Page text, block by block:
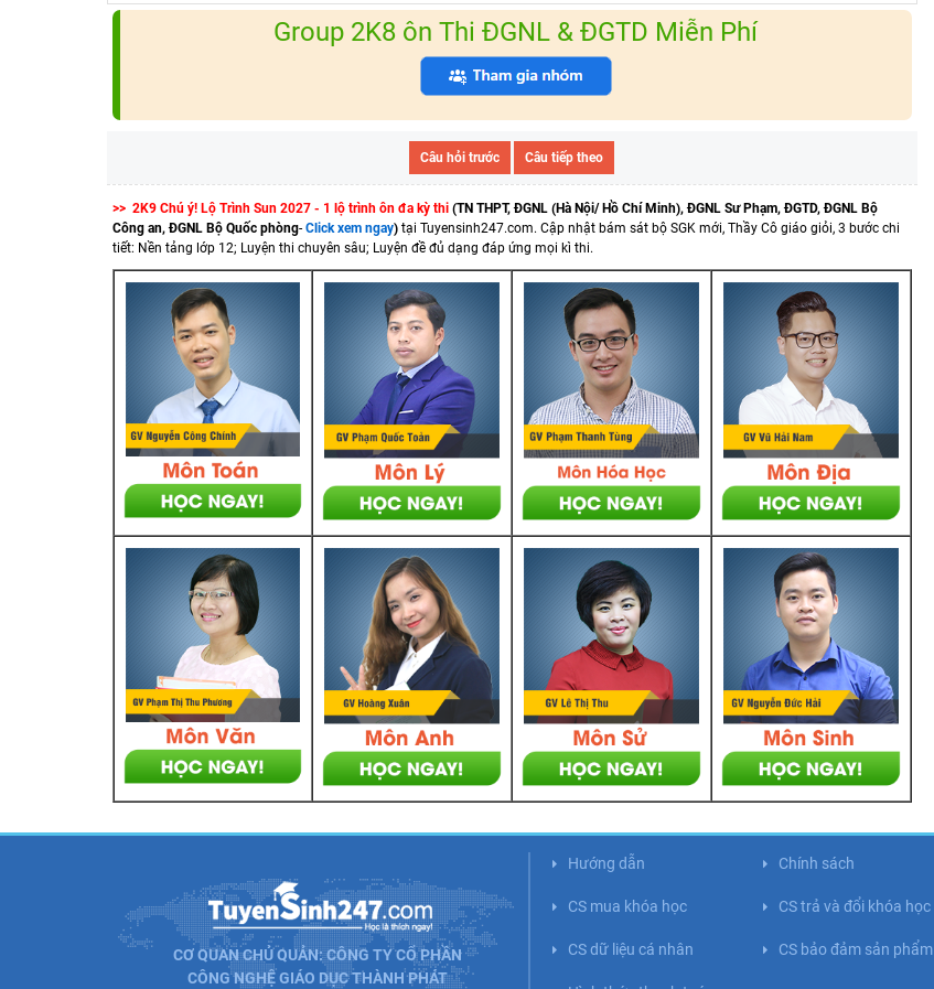
Group 2K8 ôn Thi ĐGNL & ĐGTD Miễn Phí
Câu hỏi trước Câu tiếp theo
>> 2K9 Chú ý! Lộ Trình Sun 2027 - 1 lộ trình ôn đa kỳ thi (TN THPT, ĐGNL (Hà Nội/ Hồ Chí Minh), ĐGNL Sư Phạm, ĐGTD, ĐGNL Bộ
Công an, ĐGNL Bộ Quốc phòng- Click xem ngay)tại Tuyensinh247.com. Cập nhật bám sát bộ SGK mới, Thầy Cô giáo giỏi, 3 bước chi
tiết: Nền tảng lớp 12; Luyện thi chuyên sâu; Luyện đề đủ dạng đáp ứng mọi kì thi.
CƠ QUAN CHỦ QUẢN: CÔNG TY CỔ PHẦN
CÔNG NGHỆ GIÁO DỤC THÀNH PHÁT
Hướng dẫn Chính sách
CS mua khóa học CS trả và đổi khóa học
CS dữ liệu cá nhân CS bảo đảm sản phẩm